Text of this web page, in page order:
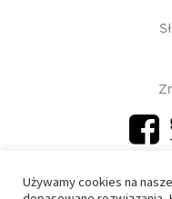
Używamy cookies na